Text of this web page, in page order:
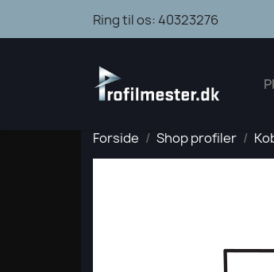
Ring til os:40323276
Forside Shop profiler